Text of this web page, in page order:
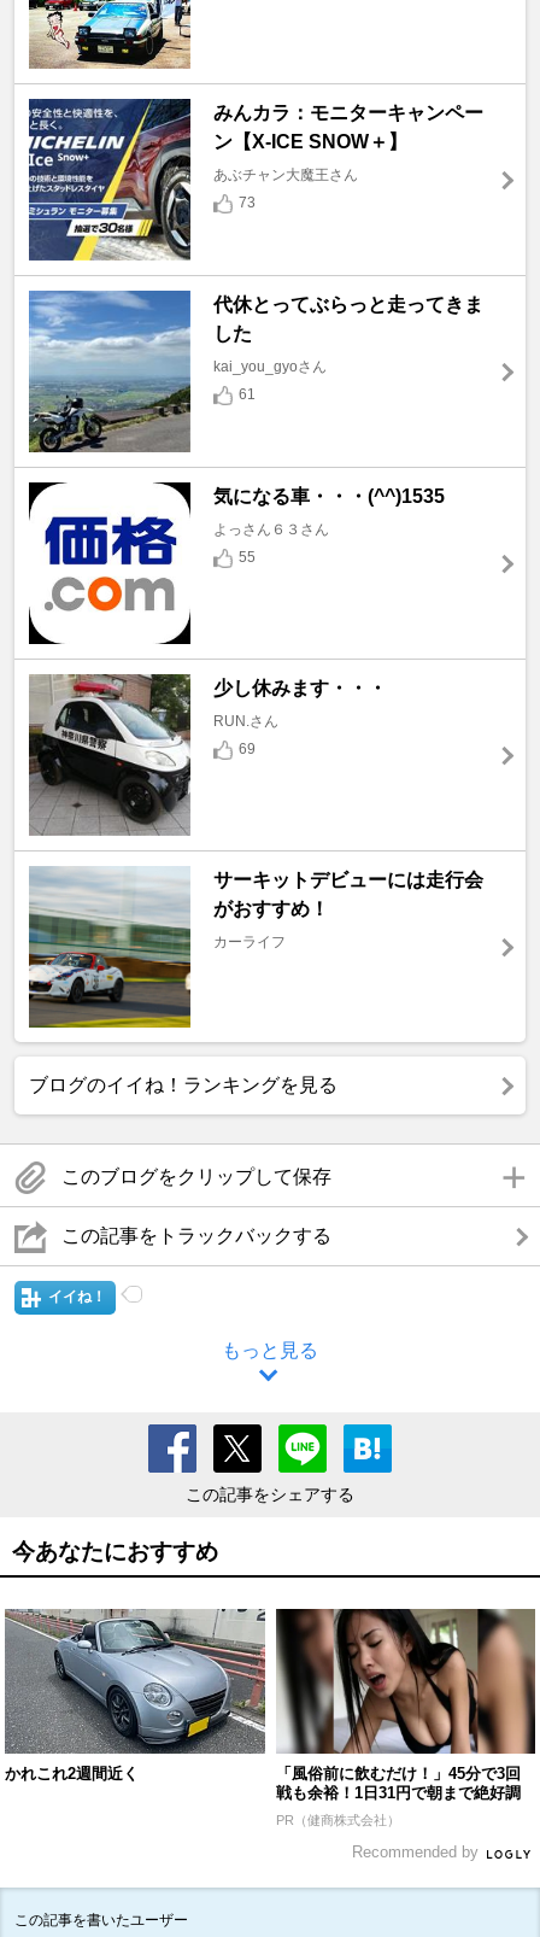
みんカラ：モニターキャンペー
ン【X-ICE SNOW＋】
あぶチャン大魔王さん
73
代休とってぶらっと走ってきま
した
kai_you_gyoさん
61
気になる車・・・(^^)1535
よっさん６３さん
55
少し休みます・・・
RUN.さん
69
サーキットデビューには走行会
がおすすめ！
カーライフ
ブログのイイね！ランキングを見る
このブログをクリップして保存
この記事をトラックバックする
イイね！
もっと見る
この記事をシェアする
今あなたにおすすめ
かれこれ2週間近く
「風俗前に飲むだけ！」45分で3回
戦も余裕！1日31円で朝まで絶好調
PR（健商株式会社）
Recommended by
この記事を書いたユーザー